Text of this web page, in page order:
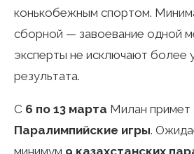
конькобежным спортом.
сборной — завоевание одной
эксперты не исключают более
результата.
С 6 по 13 марта Милан примет
Паралимпийские игры.